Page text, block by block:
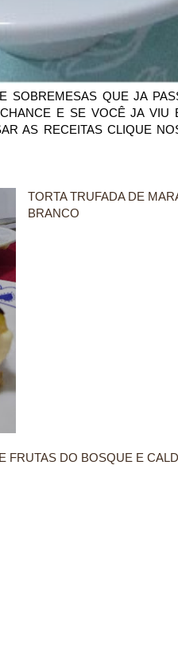
SOBREMESAS QUE JA
E SE VOCÊ JA VIU
AS RECEITAS CLIQUE
TORTA TRUFADA DE
BRANCO
FRUTAS DO BOSQUE E